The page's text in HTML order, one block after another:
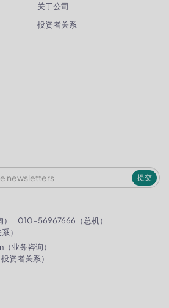
关于公司
投资者关系
提交
010-56967666（总机）
）
（业务咨询）
投资者关系）